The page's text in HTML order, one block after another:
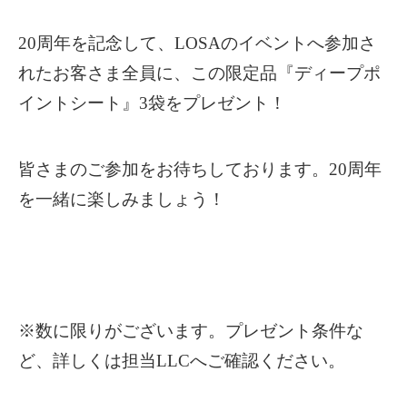
20周年を記念して、LOSAのイベントへ参加さ
れたお客さま全員に、この限定品『ディープポ
イントシート』3袋をプレゼント！
皆さまのご参加をお待ちしております。20周年
を一緒に楽しみましょう！
※数に限りがございます。プレゼント条件な
ど、詳しくは担当LLCへご確認ください。